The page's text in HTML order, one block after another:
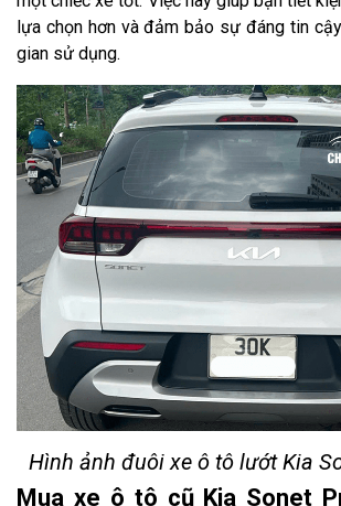
lựa chọn hơn và đảm bảo sự đáng tin
gian sử dụng.
Hình ảnh đuôi xe ô tô lướt Kia
Mua xe ô tô cũ Kia Sonet